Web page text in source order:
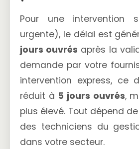
Pour une intervention
urgente), le délai est
jours ouvrés après la
demande par votre
intervention express, ce
réduit à 5 jours ouvrés,
plus élevé. Tout dépend
des techniciens du
dans votre secteur.